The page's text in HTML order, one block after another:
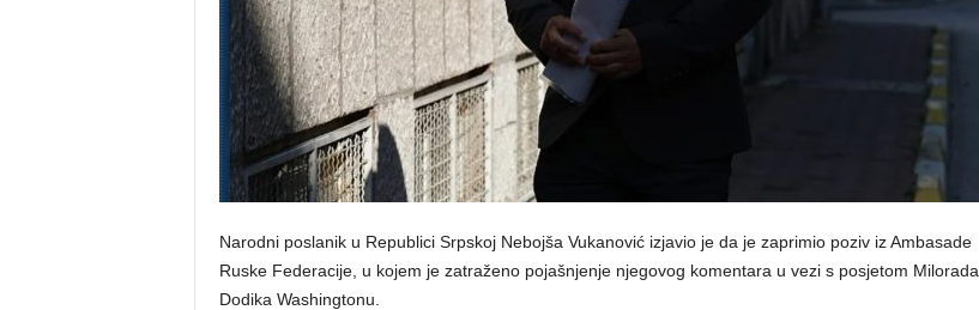
Narodni poslanik u Republici Srpskoj Nebojša Vukanović izjavio je da je zaprimio poziv iz Ambasade
Ruske Federacije, u kojem je zatraženo pojašnjenje njegovog komentara u vezi s posjetom Milorada
Dodika Washingtonu.